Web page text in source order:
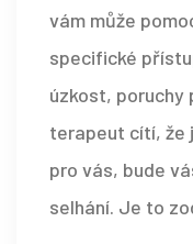
vám může
specifické
úzkost, poruchy
terapeut cítí, že
pro vás, bude
selhání. Je to